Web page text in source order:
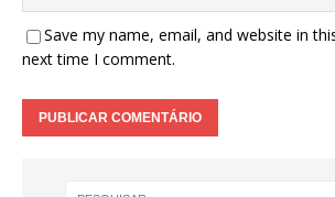
Save my name, email, and website in
next time I comment.